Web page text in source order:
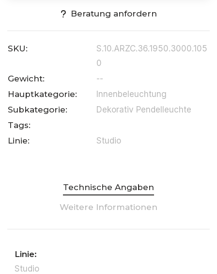
Beratung anfordern
SKU:
S.10.ARZC.36.1950.3000.105
0
Gewicht:
--
Hauptkategorie:
Innenbeleuchtung
Subkategorie:
Dekorativ Pendelleuchte
Tags:
Linie:
Studio
Technische Angaben
Weitere Informationen
Linie:
Studio